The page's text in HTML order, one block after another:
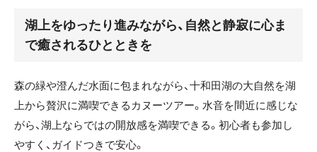
湖上をゆったり進みながら、自然と静寂に心ま
で癒されるひとときを
森の緑や澄んだ水面に包まれながら、十和田湖の大自然を湖
上から贅沢に満喫できるカヌーツアー。水音を間近に感じな
がら、湖上ならではの開放感を満喫できる。初心者も参加し
やすく、ガイドつきで安心。